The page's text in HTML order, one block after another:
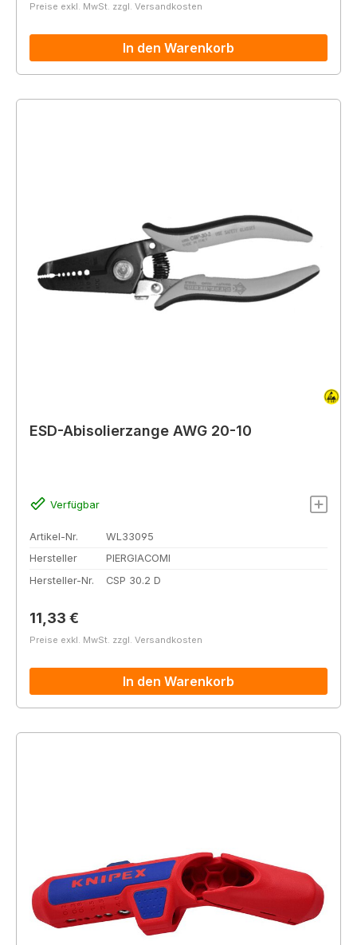
Preise exkl. MwSt. zzgl. Versandkosten
In den Warenkorb
ESD-Abisolierzange AWG 20-10
Verfügbar
Artikel-Nr.
WL33095
Hersteller
PIERGIACOMI
Hersteller-Nr.
CSP 30.2 D
Regulärer Preis:
11,33 €
Preise exkl. MwSt. zzgl. Versandkosten
In den Warenkorb